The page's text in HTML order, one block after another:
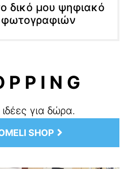
δικό μου ψηφιακό
για δώρα.
SHOP